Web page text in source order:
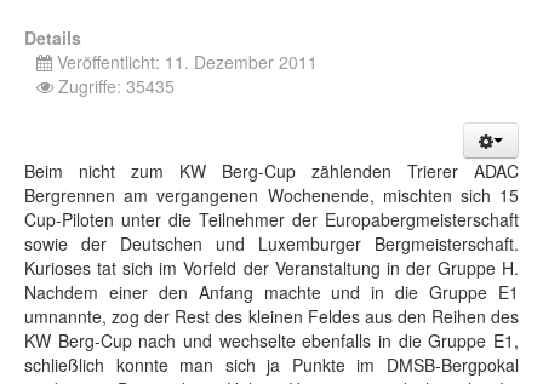
Details
Veröffentlicht: 11. Dezember 2011
Zugriffe: 35435
Beim nicht zum KW Berg-Cup zählenden Trierer ADAC
Bergrennen am vergangenen Wochenende, mischten sich 15
Cup-Piloten unter die Teilnehmer der Europabergmeisterschaft
sowie der Deutschen und Luxemburger Bergmeisterschaft.
Kurioses tat sich im Vorfeld der Veranstaltung in der Gruppe H.
Nachdem einer den Anfang machte und in die Gruppe E1
umnannte, zog der Rest des kleinen Feldes aus den Reihen des
KW Berg-Cup nach und wechselte ebenfalls in die Gruppe E1,
schließlich konnte man sich ja Punkte im DMSB-Bergpokal